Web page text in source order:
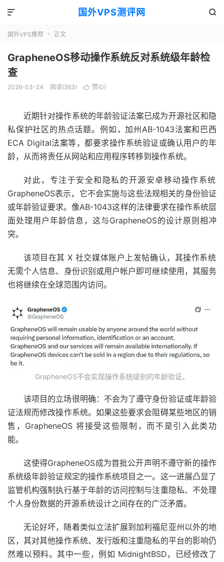
国外VPS测评网 

国外VPS推荐  正文
GrapheneOS移动操作系统反对系统级年龄检
查
2026-03-24 阅读(263)  赞(0)
近期针对操作系统的年龄验证法案已成为开源社区和隐
私保护社区的热点话题。例如，加州AB-1043法案和巴西
ECA Digital法案等，都要求操作系统验证或确认用户的年
龄，从而将责任从网站和应用程序转移到操作系统。
对此，专注于安全和隐私的开源安卓移动操作系统
GrapheneOS表示，它不会实施与这些法规相关的身份验证
或年龄验证要求。像AB-1043这样的法律要求在操作系统层
面处理用户年龄信息，这与GrapheneOS的设计原则相冲
突。
该项目在其 X 社交媒体账户上发帖确认，其操作系统
无需个人信息、身份识别或用户帐户即可继续使用，其服务
也将继续在全球范围内访问。
GrapheneOS不会实现操作系统级别的年龄验证。
该项目的立场很明确：不会为了遵守身份验证或年龄验
证法规而修改操作系统。如果这些要求会阻碍某些地区的销
售，GrapheneOS 将接受这些限制，而不是引入此类功
能。
这使得GrapheneOS成为首批公开声明不遵守新的操作
系统级年龄验证规定的操作系统项目之一。这一进展凸显了
监管机构强制执行基于年龄的访问控制与注重隐私、不处理
个人身份数据的开源系统设计之间存在的广泛矛盾。
无论好坏，随着类似立法扩展到加利福尼亚州以外的地
区，其对其他操作系统、发行版和注重隐私的平台的影响仍
然难以预料。其中一些，例如 MidnightBSD，已经修改了